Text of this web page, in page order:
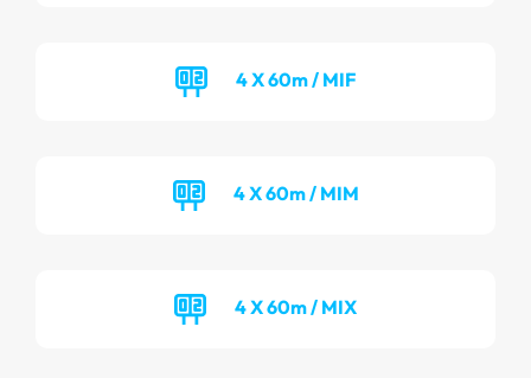
4 X 60m / MIF
4 X 60m / MIM
4 X 60m / MIX